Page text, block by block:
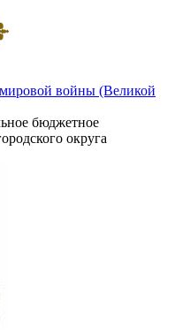
войны (Великой
бюджетное
округа